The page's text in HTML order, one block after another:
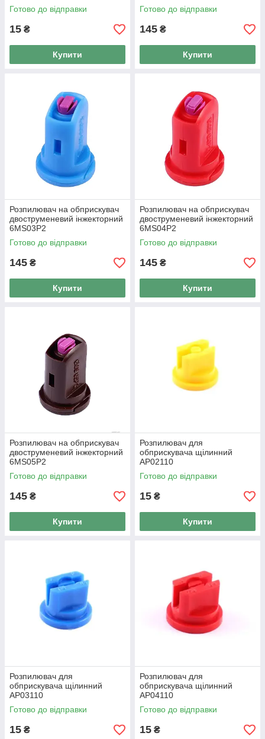
Готово до відправки
15 ₴
Купити
Готово до відправки
145 ₴
Купити
Розпилювач на обприскувач
двоструменевий інжекторний
6MS03P2
Готово до відправки
145 ₴
Купити
Розпилювач на обприскувач
двоструменевий інжекторний
6MS04P2
Готово до відправки
145 ₴
Купити
Розпилювач на обприскувач
двоструменевий інжекторний
6MS05P2
Готово до відправки
145 ₴
Купити
Розпилювач для
обприскувача щілинний
AP02110
Готово до відправки
15 ₴
Купити
Розпилювач для
обприскувача щілинний
AP03110
Готово до відправки
15 ₴
Розпилювач для
обприскувача щілинний
AP04110
Готово до відправки
15 ₴